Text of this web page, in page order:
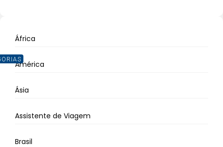
África
América
Ásia
Assistente de Viagem
Brasil